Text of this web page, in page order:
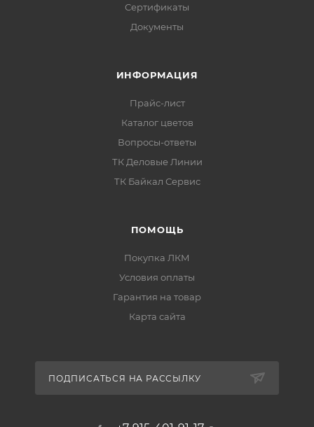
Сертификаты
Документы
ИНФОРМАЦИЯ
Прайс-лист
Каталог цветов
Вопросы-ответы
ТК Деловые Линии
ТК Байкал Сервис
ПОМОЩЬ
Покупка ЛКМ
Условия оплаты
Гарантия на товар
Карта сайта
ПОДПИСАТЬСЯ НА РАССЫЛКУ